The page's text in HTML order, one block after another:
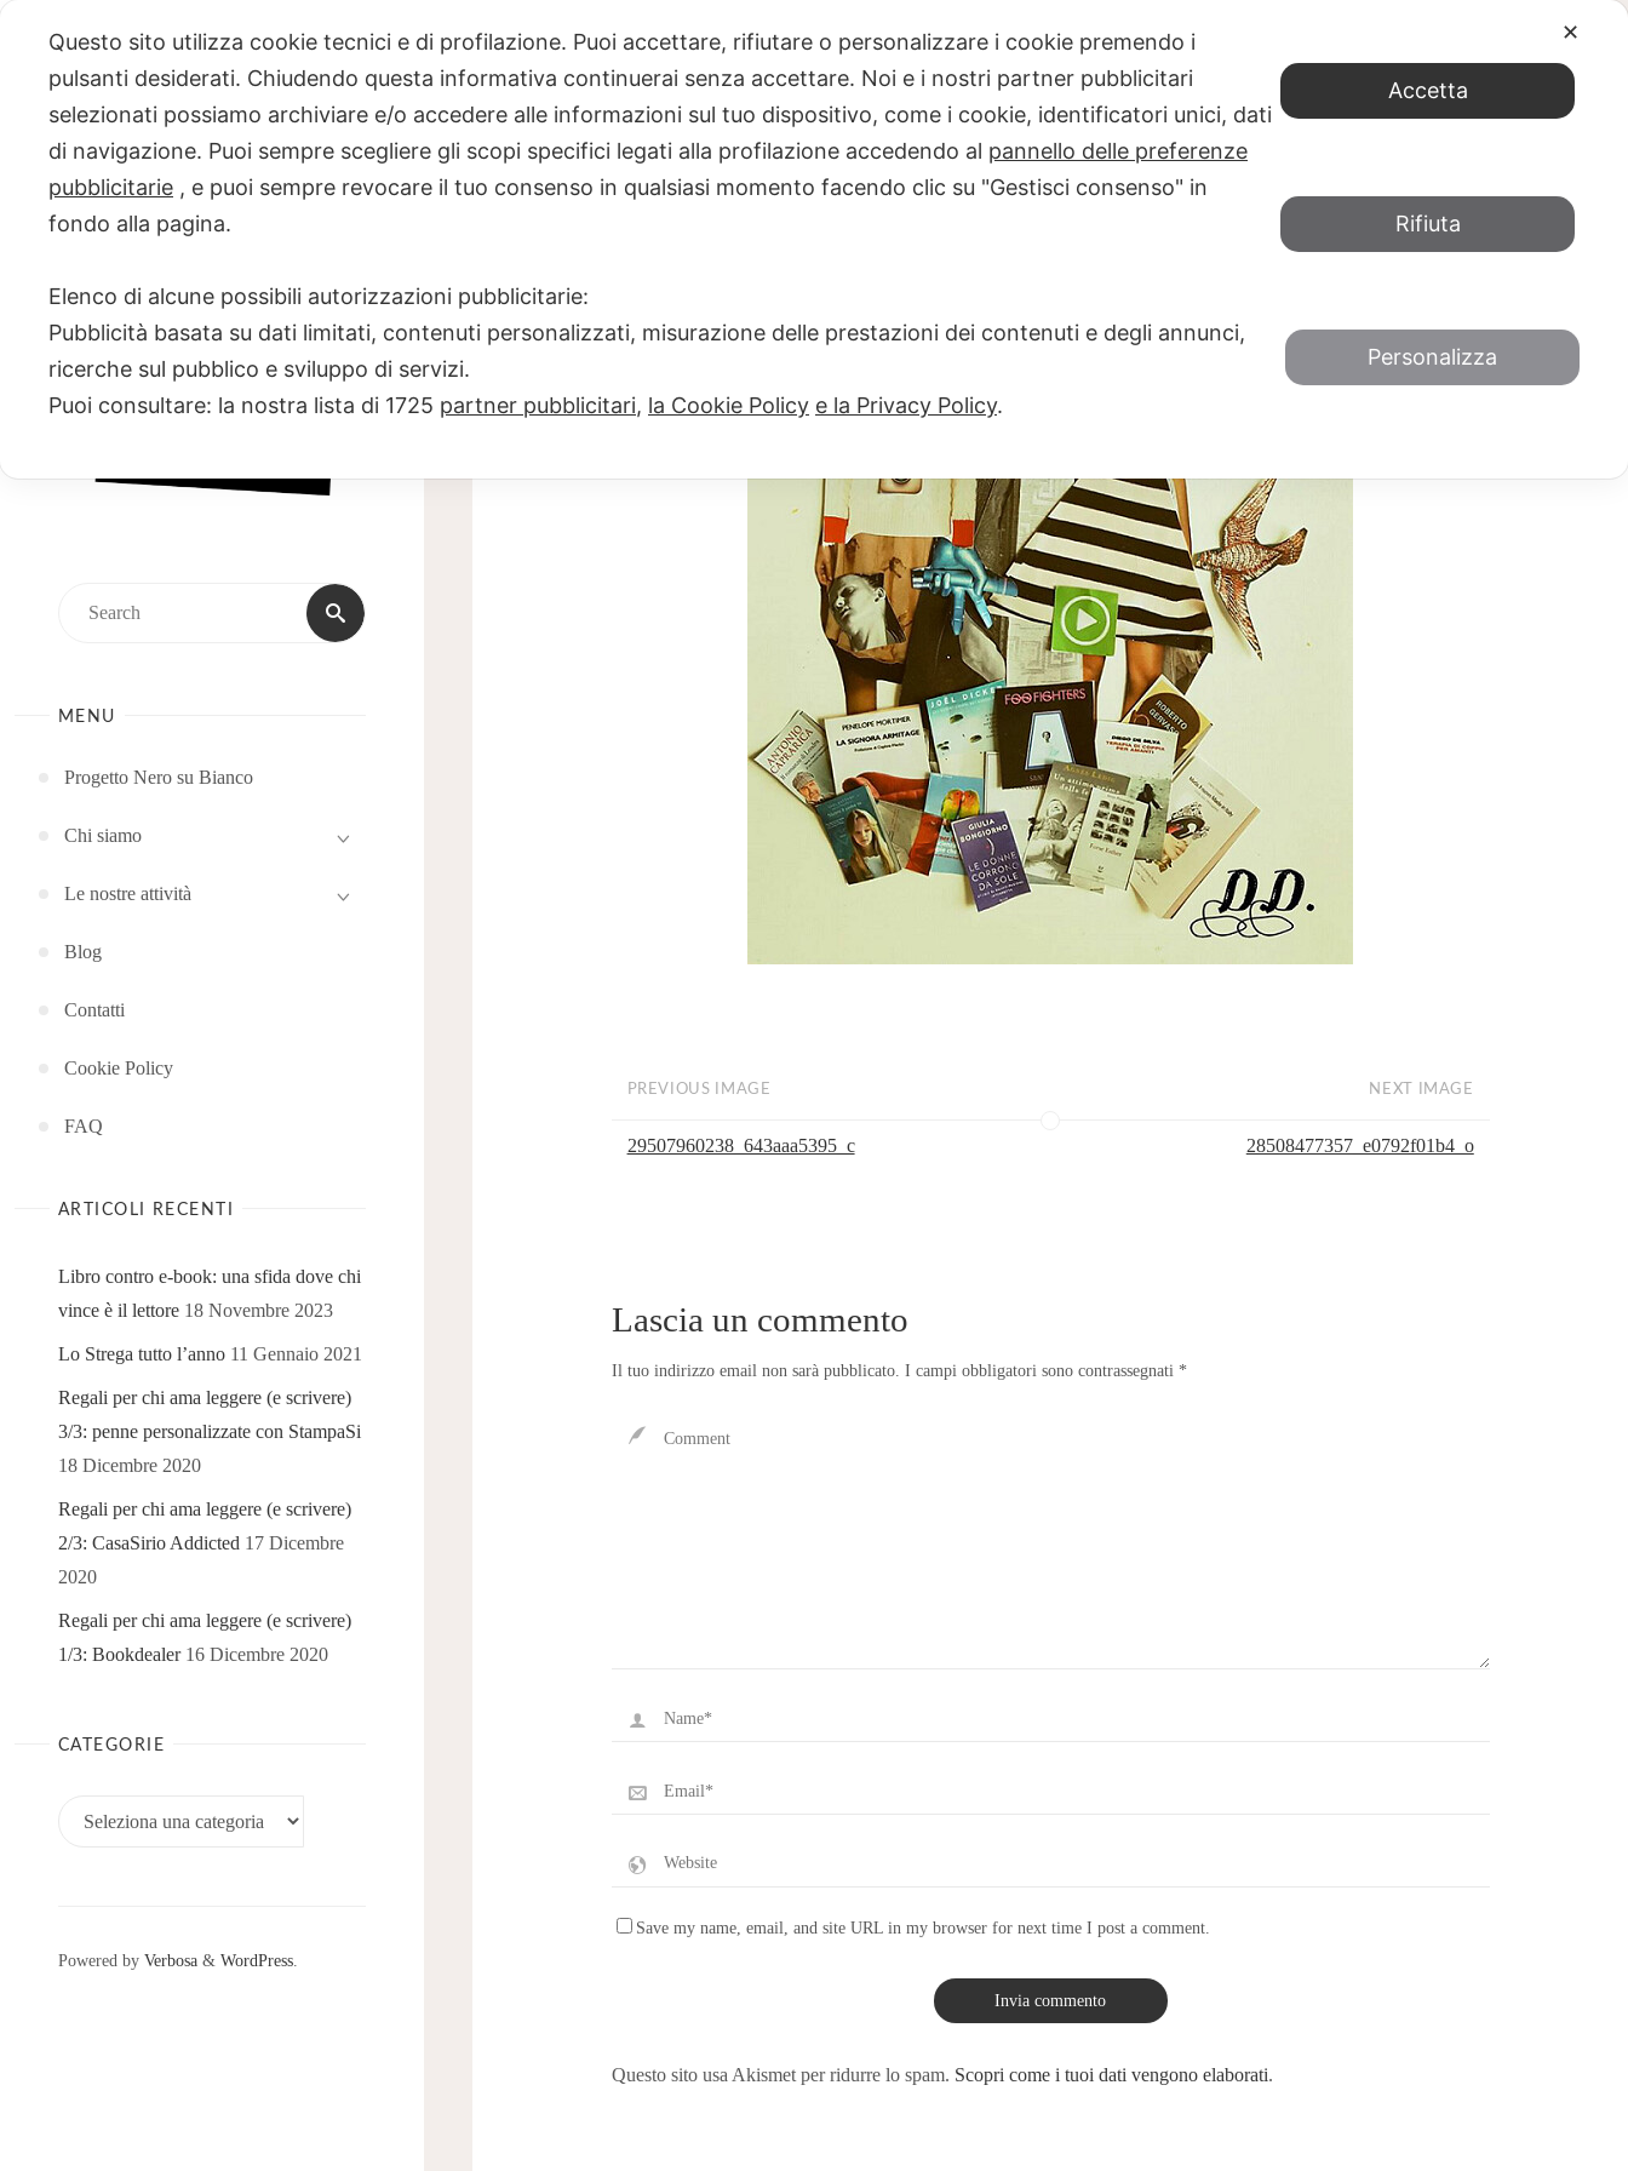
content
PROGETTO
NERO SU
BIANCO
Scuola di scrittura e creatività
Search
MENU
Progetto Nero su Bianco
Chi siamo
Le nostre attività
Blog
Contatti
Cookie Policy
FAQ
ARTICOLI RECENTI
Libro contro e-book: una sfida dove chi
vince è il lettore 18 Novembre 2023
Lo Strega tutto l’anno 11 Gennaio 2021
Regali per chi ama leggere (e scrivere)
3/3: penne personalizzate con StampaSi
18 Dicembre 2020
Regali per chi ama leggere (e scrivere)
2/3: CasaSirio Addicted 17 Dicembre
2020
Regali per chi ama leggere (e scrivere)
1/3: Bookdealer 16 Dicembre 2020
CATEGORIE
Categorie
Powered by Verbosa & WordPress
28508666437_0f55bd6243_z
FULL
SIZE
500 × 624 PIXELS LE DONNE DIFETTOSE DIPINGONO DI NERO SAN VINCENZO
PREVIOUS IMAGE
29507960238_643aaa5395_c
NEXT IMAGE
28508477357_e0792f01b4_o
Lascia un commento
Il tuo indirizzo email non sarà pubblicato. I campi obbligatori sono contrassegnati *
Save my name, email, and site URL in my browser for next time I post a comment.
Questo sito usa Akismet per ridurre lo spam. Scopri come i tuoi dati vengono elaborati.
✕
Questo sito utilizza cookie tecnici e di profilazione. Puoi accettare, rifiutare o personalizzare i cookie premendo i
pulsanti desiderati. Chiudendo questa informativa continuerai senza accettare. Noi e i nostri partner pubblicitari
selezionati possiamo archiviare e/o accedere alle informazioni sul tuo dispositivo, come i cookie, identificatori unici, dati
di navigazione. Puoi sempre scegliere gli scopi specifici legati alla profilazione accedendo al pannello delle preferenze
pubblicitarie , e puoi sempre revocare il tuo consenso in qualsiasi momento facendo clic su "Gestisci consenso" in
fondo alla pagina.
Elenco di alcune possibili autorizzazioni pubblicitarie:
Pubblicità basata su dati limitati, contenuti personalizzati, misurazione delle prestazioni dei contenuti e degli annunci,
ricerche sul pubblico e sviluppo di servizi.
Puoi consultare: la nostra lista di 1725 partner pubblicitari, la Cookie Policy e la Privacy Policy.
Accetta
Rifiuta
Personalizza